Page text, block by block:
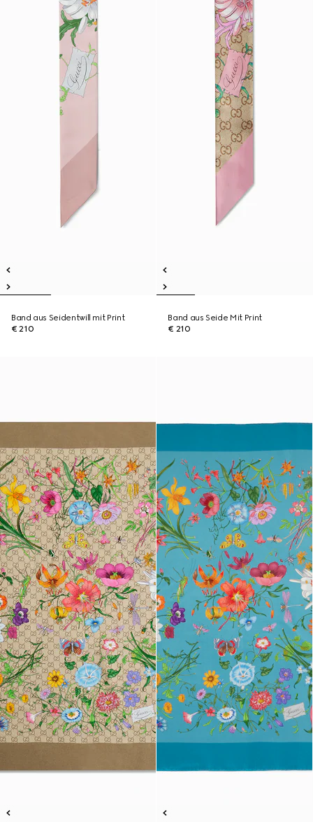
Band aus Seidentwill mit Print
€ 210
Band aus Seide Mit Print
€ 210